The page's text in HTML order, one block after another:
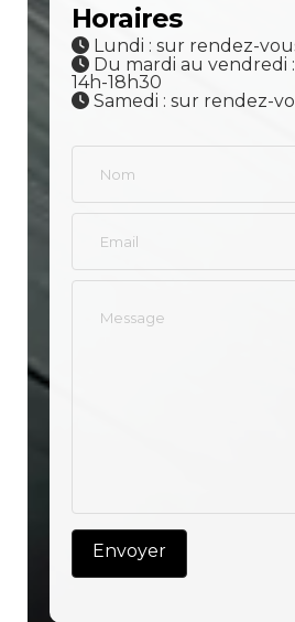
Horaires
Lundi : sur rendez-
Du mardi au vendredi
14h-18h30
Samedi : sur rendez-